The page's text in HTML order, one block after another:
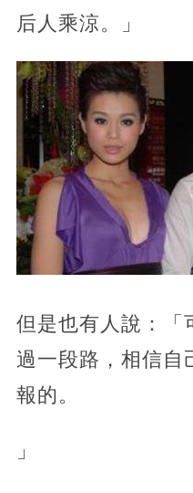
后人乘涼。」
但是也有人說：「
過一段路，相信自
報的。
」